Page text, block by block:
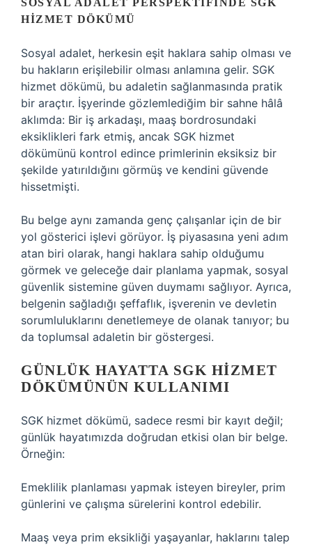
SOSYAL ADALET PERSPEKTIFINDE SGK
HIZMET DÖKÜMÜ
Sosyal adalet, herkesin eşit haklara sahip olması ve
bu hakların erişilebilir olması anlamına gelir. SGK
hizmet dökümü, bu adaletin sağlanmasında pratik
bir araçtır. İşyerinde gözlemlediğim bir sahne hâlâ
aklımda: Bir iş arkadaşı, maaş bordrosundaki
eksiklikleri fark etmiş, ancak SGK hizmet
dökümünü kontrol edince primlerinin eksiksiz bir
şekilde yatırıldığını görmüş ve kendini güvende
hissetmişti.
Bu belge aynı zamanda genç çalışanlar için de bir
yol gösterici işlevi görüyor. İş piyasasına yeni adım
atan biri olarak, hangi haklara sahip olduğumu
görmek ve geleceğe dair planlama yapmak, sosyal
güvenlik sistemine güven duymamı sağlıyor. Ayrıca,
belgenin sağladığı şeffaflık, işverenin ve devletin
sorumluluklarını denetlemeye de olanak tanıyor; bu
da toplumsal adaletin bir göstergesi.
GÜNLÜK HAYATTA SGK HIZMET
DÖKÜMÜNÜN KULLANIMI
SGK hizmet dökümü, sadece resmi bir kayıt değil;
günlük hayatımızda doğrudan etkisi olan bir belge.
Örneğin:
Emeklilik planlaması yapmak isteyen bireyler, prim
günlerini ve çalışma sürelerini kontrol edebilir.
Maaş veya prim eksikliği yaşayanlar, haklarını talep